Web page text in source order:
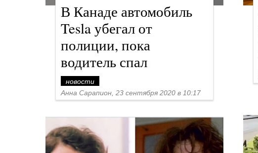
В Канаде автомобиль
Tesla убегал от
полиции, пока
водитель спал
новости
Анна Сарапион, 23 сентября 2020 в 10:17